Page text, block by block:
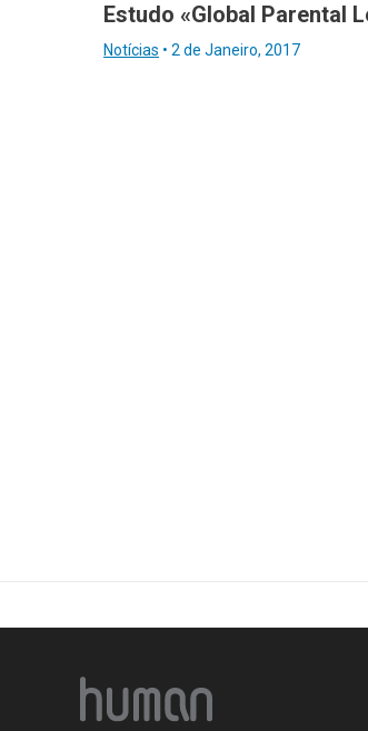
Estudo «Global Parental
Notícias • 2 de Janeiro, 2017